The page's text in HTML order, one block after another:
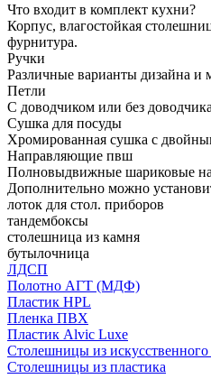
Что входит в комплект кухни?
Корпус, влагостойкая
фурнитура.
Ручки
Различные варианты дизайна и
Петли
С доводчиком или без
Сушка для посуды
Хромированная сушка с
Направляющие пвш
Полновыдвижные шариковые
Дополнительно можно
лоток для стол. приборов
тандембоксы
столешница из камня
бутылочница
ЛДСП
Полотно АГТ (МДФ)
Пластик HPL
Пленка ПВХ
Пластик Alvic Luxe
Столешницы из
Столешницы из пластика